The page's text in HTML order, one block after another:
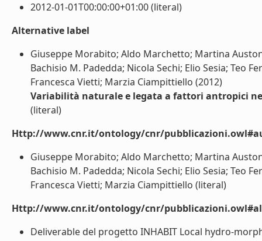
2012-01-01T00:00:00+01:00 (literal)
Alternative label
Giuseppe Morabito; Aldo Marchetto; Martina
Bachisio M. Padedda; Nicola Sechi; Elio Sesia; Teo
Francesca Vietti; Marzia Ciampittiello (2012)
Variabilità naturale e legata a fattori antropici
(literal)
Http://www.cnr.it/ontology/cnr/
Giuseppe Morabito; Aldo Marchetto; Martina
Bachisio M. Padedda; Nicola Sechi; Elio Sesia; Teo
Francesca Vietti; Marzia Ciampittiello (literal)
Http://www.cnr.it/ontology/cnr/
Deliverable del progetto INHABIT Local hydro-